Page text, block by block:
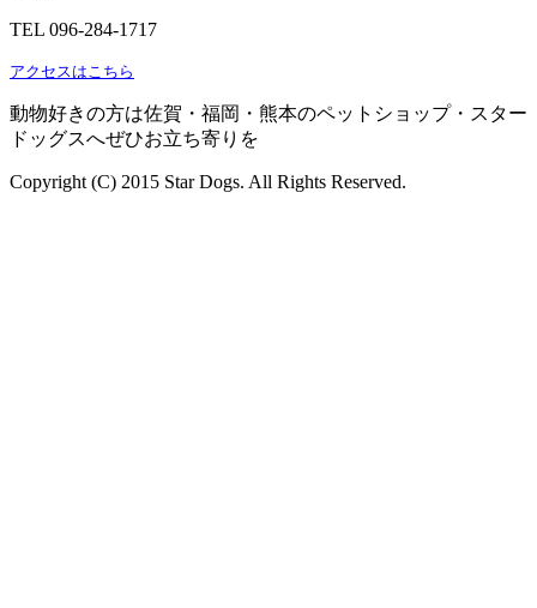
TEL 096-284-1717
アクセスはこちら
動物好きの方は佐賀・福岡・熊本のペットショップ・スター
ドッグスへぜひお立ち寄りを
Copyright (C) 2015 Star Dogs. All Rights Reserved.